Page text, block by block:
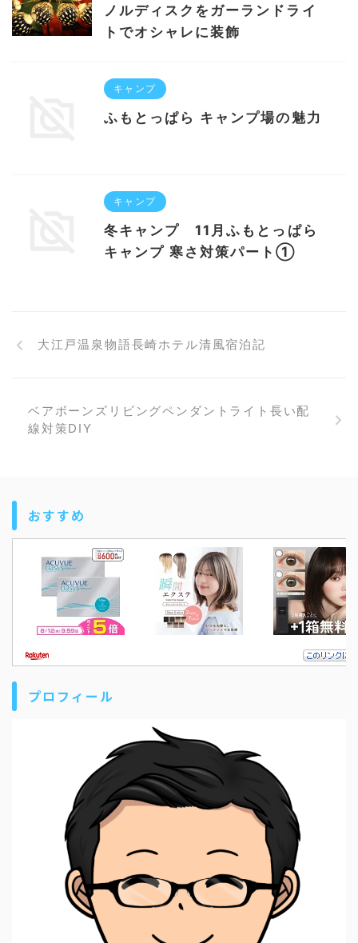
ノルディスクをガーランドライ
トでオシャレに装飾
キャンプ
ふもとっぱら キャンプ場の魅力
キャンプ
冬キャンプ 11月ふもとっぱら
キャンプ 寒さ対策パート①
大江戸温泉物語長崎ホテル清風宿泊記
ベアボーンズリビングペンダントライト長い配
線対策DIY
おすすめ
プロフィール